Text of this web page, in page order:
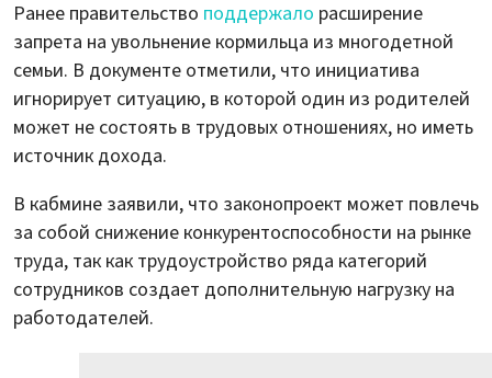
Ранее правительство поддержало расширение
запрета на увольнение кормильца из многодетной
семьи. В документе отметили, что инициатива
игнорирует ситуацию, в которой один из родителей
может не состоять в трудовых отношениях, но иметь
источник дохода.
В кабмине заявили, что законопроект может повлечь
за собой снижение конкурентоспособности на рынке
труда, так как трудоустройство ряда категорий
сотрудников создает дополнительную нагрузку на
работодателей.